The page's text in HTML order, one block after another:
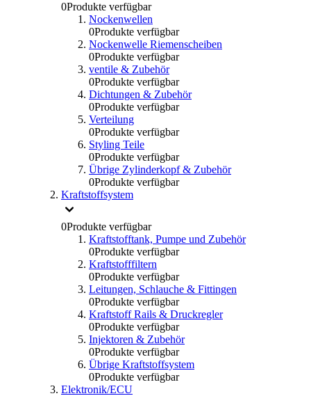
0Produkte verfügbar
Nockenwellen
0Produkte verfügbar
Nockenwelle Riemenscheiben
0Produkte verfügbar
ventile & Zubehör
0Produkte verfügbar
Dichtungen & Zubehör
0Produkte verfügbar
Verteilung
0Produkte verfügbar
Styling Teile
0Produkte verfügbar
Übrige Zylinderkopf & Zubehör
0Produkte verfügbar
Kraftstoffsystem
0Produkte verfügbar
Kraftstofftank, Pumpe und Zubehör
0Produkte verfügbar
Kraftstofffiltern
0Produkte verfügbar
Leitungen, Schlauche & Fittingen
0Produkte verfügbar
Kraftstoff Rails & Druckregler
0Produkte verfügbar
Injektoren & Zubehör
0Produkte verfügbar
Übrige Kraftstoffsystem
0Produkte verfügbar
Elektronik/ECU